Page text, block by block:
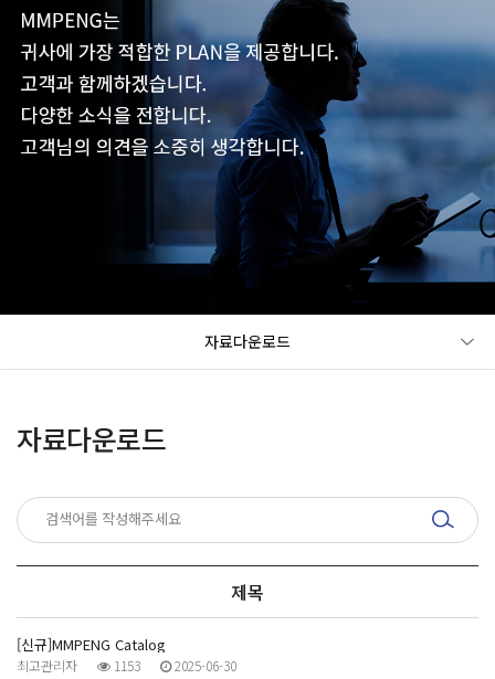
자료다운로드
자료다운로드
제목
[신규]MMPENG Catalog
최고관리자 1153 2025-06-30